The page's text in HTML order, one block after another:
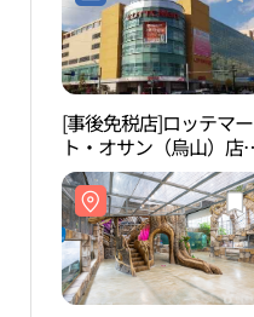
[事後免税店]ロッテマー
ト・オサン（烏山）店
(롯데마트 오산점)